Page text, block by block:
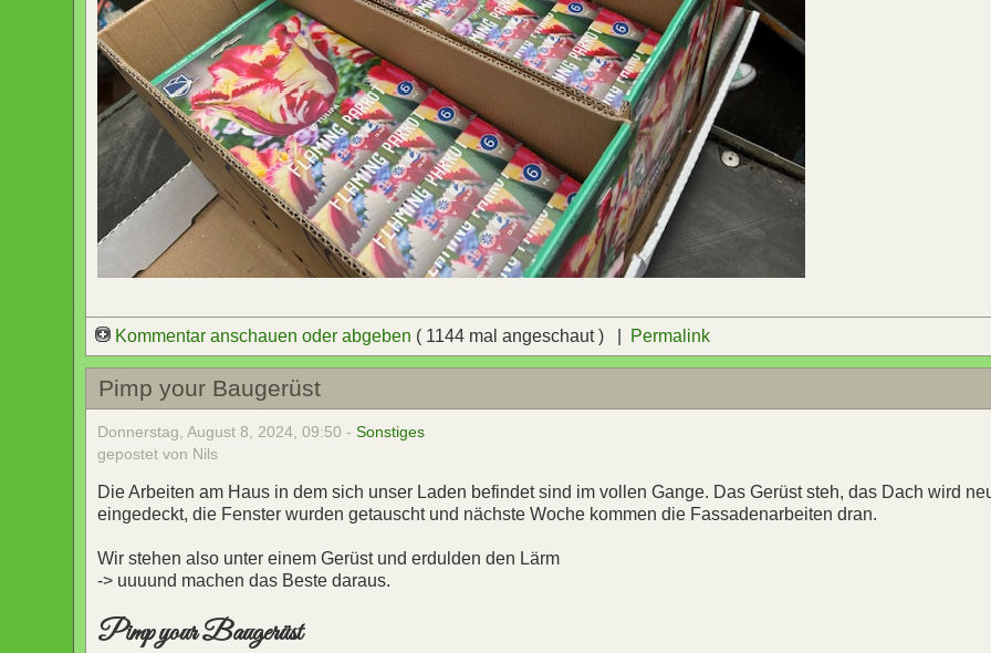
Kommentar anschauen oder abgeben ( 1144 mal angeschaut ) | Permalink
Pimp your Baugerüst
Donnerstag, August 8, 2024, 09:50 -Sonstiges
gepostet von Nils
Die Arbeiten am Haus in dem sich unser Laden befindet sind im vollen Gange. Das Gerüst steh, das Dach wird
eingedeckt, die Fenster wurden getauscht und nächste Woche kommen die Fassadenarbeiten dran.
Wir stehen also unter einem Gerüst und erdulden den Lärm
-> uuuund machen das Beste daraus.
Pimp your Baugerüst